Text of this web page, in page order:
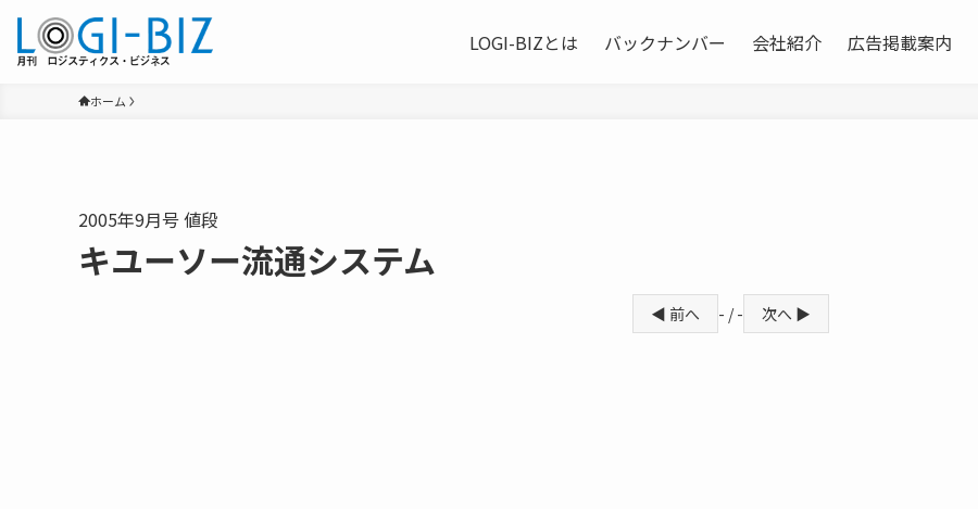
LOGI-BIZとは バックナンバー 会社紹介 広告掲載案内
ホーム
2005年9月号 値段
キユーソー流通システム
◀ 前へ - / - 次へ ▶